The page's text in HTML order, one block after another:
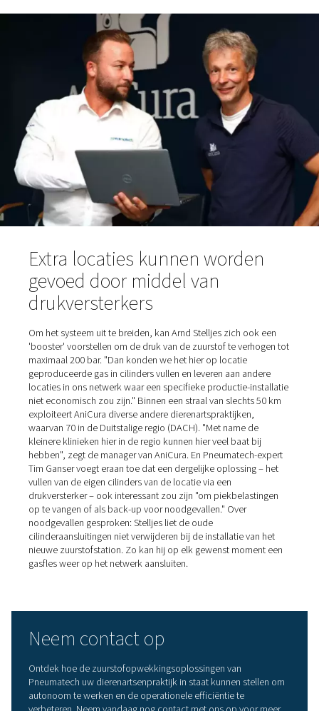
Voor de behandeling van perslucht zijn in principe
drogers geschikt: een in de compressor geïntegreerde
koeldroger, een aparte koeldroger of – zoals bij
adsorptiedroger. Deze laatste kan de perslucht
aanzienlijk lagere drukdauwpunten dan een
Ganser, Sales Manager bij Pneumatech, adviseerde
adsorptiedroger uit de productlijn van Pneumatech
project. "We voorzien deze drogers ook van Purelogic
intelligente besturingen voor toegang op afstand en
geïntegreerde DTP-besturing. Deze uitrusting is echter
bij AniCura Bökelberg", zegt Ganser. De droge,
perslucht wordt vanuit ruimte 1 via leidingen naar de
ruimte 2 gevoerd.
De PPOG 1 genereert een nominaal zuurstofdebiet van
bij 95% zuiverheid (of alternatief 2,0 m3/u bij 90%).
werkt met 95% zuivere zuurstof*. Het zuurstofbuffervat
optioneel onderdeel dat in dit geval wordt gebruikt. Hij
zijn standaard gekalibreerd en gemonteerd", legt Tim
"Ze vereenvoudigen de inbedrijfstelling en informeren
gebruikers ook over hun werkelijke zuurstofverbruik."
Zelfvoorzienend
betaalt zichzelf binnen
jaren terug
Bij het dimensioneren van de apparatuur die nodig is
zelfopwekking van zuurstof, werd uitgegaan van het
zuurstofcilinders dat in het verleden nodig was, plus
veiligheidsmarge, legt dr. Arnd Stelljes uit. "Mijn idee
"Als ik de hoge zuurstofprijzen van de andere
had meegenomen in mijn berekeningen, had ik de
slechts zeven maanden terugverdiend." Over het
station 'goed en royaal' ingericht, benadrukt de
kunnen de zuurstofopwekking heel eenvoudig
een hogere vraag, bijvoorbeeld door de druk in de